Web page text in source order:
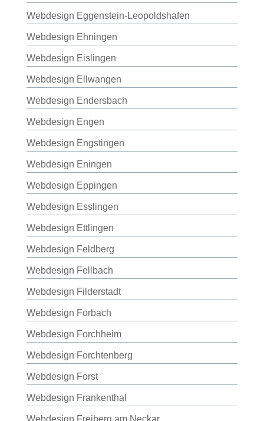
Webdesign Eggenstein-Leopoldshafen
Webdesign Ehningen
Webdesign Eislingen
Webdesign Ellwangen
Webdesign Endersbach
Webdesign Engen
Webdesign Engstingen
Webdesign Eningen
Webdesign Eppingen
Webdesign Esslingen
Webdesign Ettlingen
Webdesign Feldberg
Webdesign Fellbach
Webdesign Filderstadt
Webdesign Forbach
Webdesign Forchheim
Webdesign Forchtenberg
Webdesign Forst
Webdesign Frankenthal
Webdesign Freiberg am Neckar